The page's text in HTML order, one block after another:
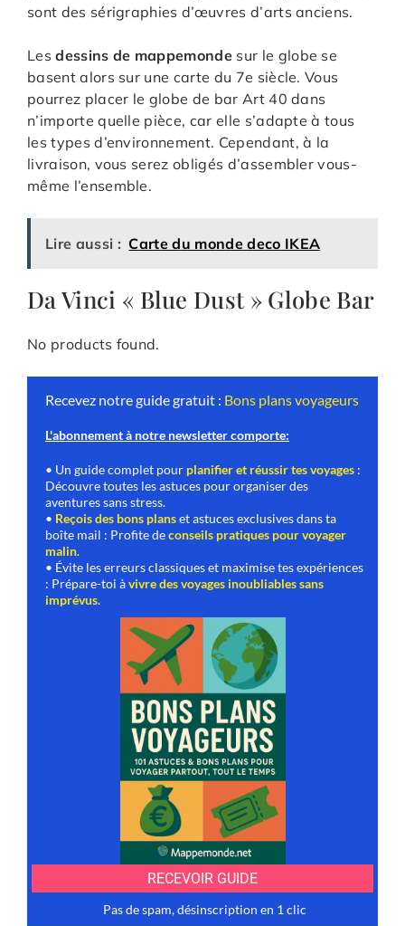
sont des sérigraphies d’œuvres d’arts anciens.
Lesdessins de mappemonde sur le globe se
basent alors sur une carte du 7e siècle. Vous
pourrez placer le globe de bar Art 40 dans
n’importe quelle pièce, car elle s’adapte à tous
les types d’environnement. Cependant, à la
livraison, vous serez obligés d’assembler vous-
même l’ensemble.
Lire aussi : Carte du monde deco IKEA
Da Vinci « Blue Dust » Globe Bar
No products found.